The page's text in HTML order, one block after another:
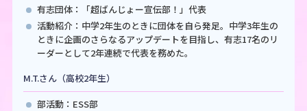
有志団体：「超ばんじょー宣伝部！」代表
活動紹介：中学2年生のときに団体を自ら発足。中学3年生の
ときに企画のさらなるアップデートを目指し、有志17名のリ
ーダーとして2年連続で代表を務めた。
M.T.さん（高校2年生）
部活動：ESS部